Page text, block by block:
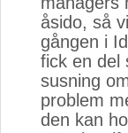
åsido, så
gången i
fick en del
susning
problem
den kan